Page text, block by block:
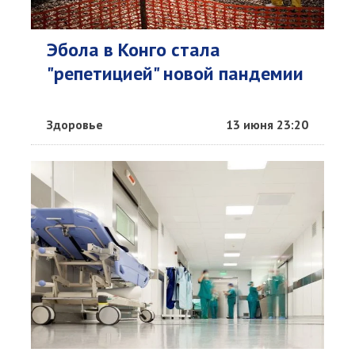
Эбола в Конго стала
"репетицией" новой пандемии
Здоровье 13 июня 23:20